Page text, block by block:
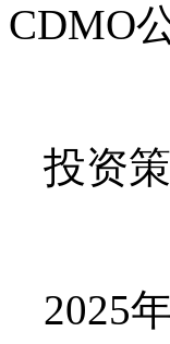
CDMO
投资
2025